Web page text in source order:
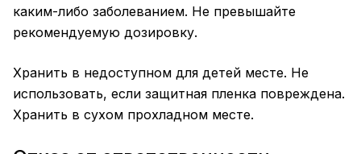
каким-либо заболеванием. Не превышайте
рекомендуемую дозировку.
Хранить в недоступном для детей месте. Не
использовать, если защитная пленка повреждена.
Хранить в сухом прохладном месте.